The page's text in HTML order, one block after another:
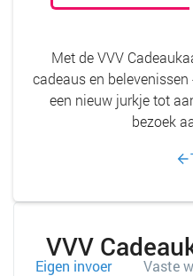
Met de VVV
cadeaus en
een nieuw jurkje tot
bezoek
VVV
Eigen invoer Vaste